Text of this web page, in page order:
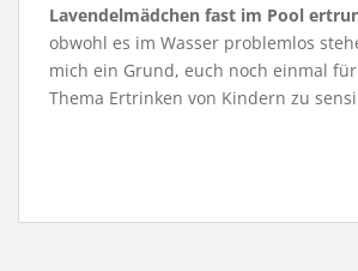
Lavendelmädchen fast im Pool
obwohl es im Wasser problemlos
mich ein Grund, euch noch einmal
Thema Ertrinken von Kindern zu